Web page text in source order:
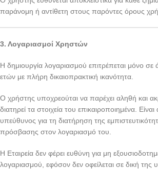
παράνομη ή αντίθετη στους παρόντες όρους
3. Λογαριασμοί Χρηστών
Η δημιουργία λογαριασμού επιτρέπεται μόνο
ετών με πλήρη δικαιοπρακτική ικανότητα.
Ο χρήστης υποχρεούται να παρέχει αληθή και
διατηρεί τα στοιχεία του επικαιροποιημένα. Είναι
υπεύθυνος για τη διατήρηση της
πρόσβασης στον λογαριασμό του.
Η Εταιρεία δεν φέρει ευθύνη για μη
λογαριασμού, εφόσον δεν οφείλεται σε δική της